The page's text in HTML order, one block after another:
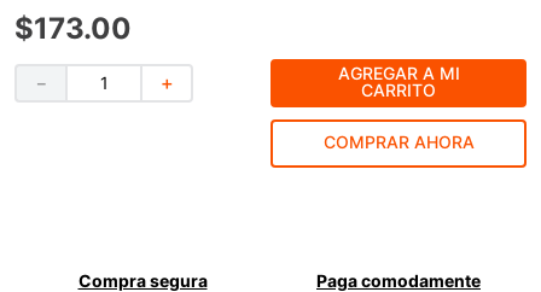
$173.00
＋
－
AGREGAR A MI
CARRITO
COMPRAR AHORA
Compra segura
Paga comodamente